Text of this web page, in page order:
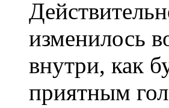
изменилось
внутри, как
приятным